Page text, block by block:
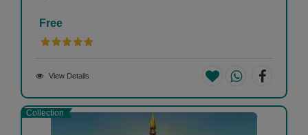
Free
View Details
Collection